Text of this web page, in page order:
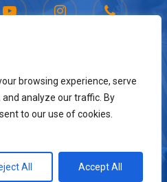
browsing experience, serve
analyze our traffic. By
to our use of cookies.
All Accept All